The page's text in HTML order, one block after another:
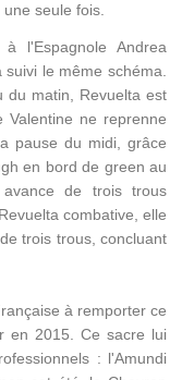
seule fois.
l'Espagnole Andrea
le même schéma.
du matin, Revuelta est
ne reprenne
pause du midi, grâce
en bord de green au
de trois trous
combative, elle
trois trous, concluant
à remporter ce
en 2015. Ce sacre lui
: l'Amundi